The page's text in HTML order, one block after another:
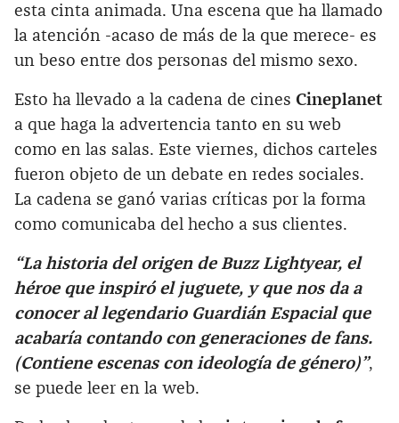
esta cinta animada. Una escena que ha llamado
la atención -acaso de más de la que merece- es
un beso entre dos personas del mismo sexo.
Esto ha llevado a la cadena de cines Cineplanet
a que haga la advertencia tanto en su web
como en las salas. Este viernes, dichos carteles
fueron objeto de un debate en redes sociales.
La cadena se ganó varias críticas por la forma
como comunicaba del hecho a sus clientes.
“La historia del origen de Buzz Lightyear, el
héroe que inspiró el juguete, y que nos da a
conocer al legendario Guardián Espacial que
acabaría contando con generaciones de fans.
(Contiene escenas con ideología de género)”,
se puede leer en la web.